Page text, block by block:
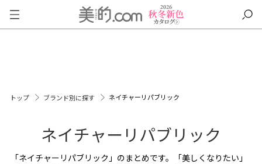
トップ ブランド別に探す ネイチャーリパブリック
ネイチャーリパブリック
「ネイチャーリパブリック」のまとめです。「美しくなりたい」